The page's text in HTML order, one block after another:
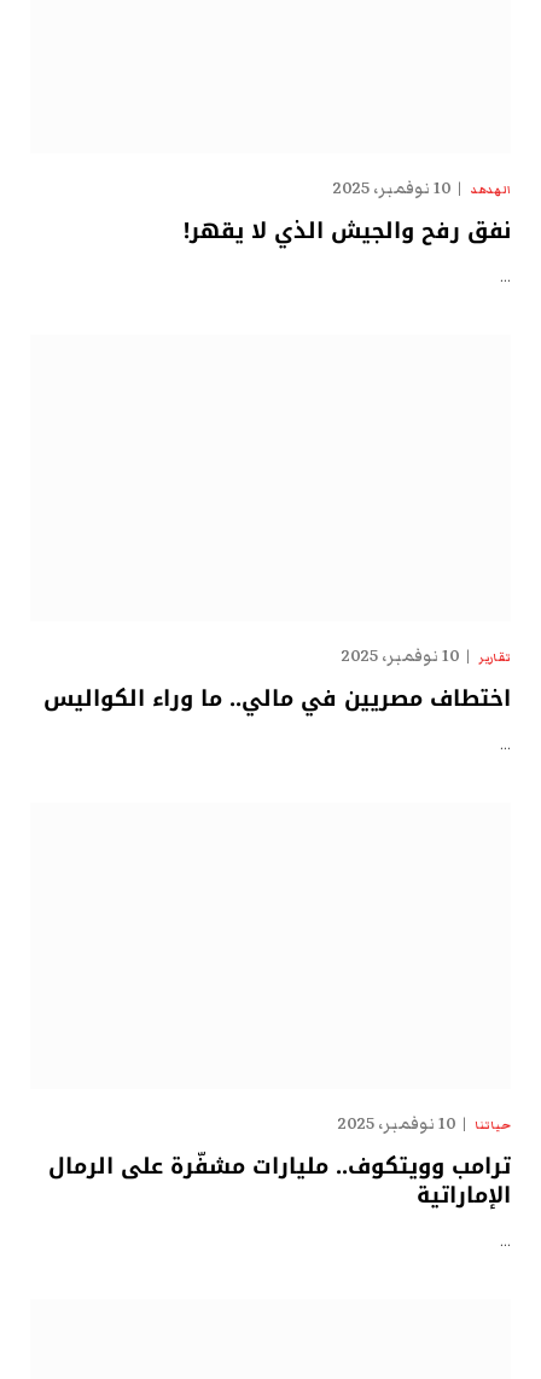
الهدهد 10 نوفمبر، 2025
نفق رفح والجيش الذي لا يقهر!
…
تقارير 10 نوفمبر، 2025
اختطاف مصريين في مالي.. ما وراء الكواليس
…
حياتنا 10 نوفمبر، 2025
ترامب وويتكوف.. مليارات مشفّرة على الرمال
الإماراتية
…